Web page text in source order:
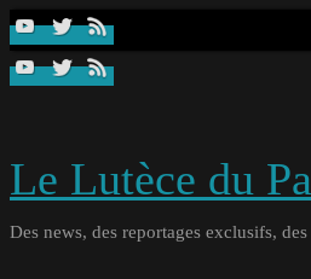
Passer
contenu
Le Lutèce du
Des news, des reportages exclusifs,